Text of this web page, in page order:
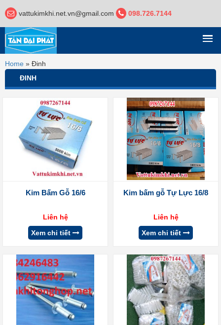
vattukimkhi.net.vn@gmail.com 098.726.7144
DANH MỤC
Home » Đinh
ĐINH
Kim Bấm Gỗ 16/6
Liên hệ
Xem chi tiết
Kim bấm gỗ Tự Lực 16/8
Liên hệ
Xem chi tiết